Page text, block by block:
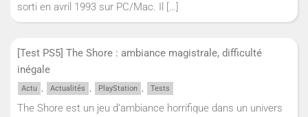
sorti en avril 1993 sur PC/Mac. Il
[…]
[Test PS5] The Shore : ambiance magistrale, difficulté
inégale
Actu , Actualités , PlayStation , Tests
The Shore est un jeu d’ambiance horrifique dans un univers